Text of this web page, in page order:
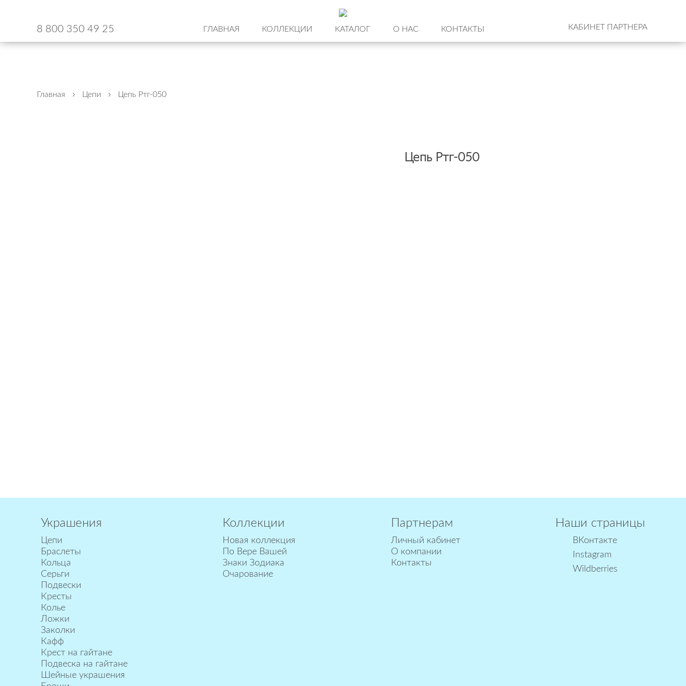
КАБИНЕТ ПАРТНЕРА
8 800 350 49 25 ГЛАВНАЯ КОЛЛЕКЦИИ КАТАЛОГ О НАС КОНТАКТЫ
Главная Цепи Цепь Ртг-050
Цепь Ртг-050
Украшения
Цепи
Браслеты
Кольца
Серьги
Подвески
Кресты
Колье
Ложки
Заколки
Кафф
Крест на гайтане
Подвеска на гайтане
Шейные украшения
Коллекции
Новая коллекция
По Вере Вашей
Знаки Зодиака
Очарование
Партнерам
Личный кабинет
О компании
Контакты
Наши страницы
ВКонтакте
Instagram
Wildberries